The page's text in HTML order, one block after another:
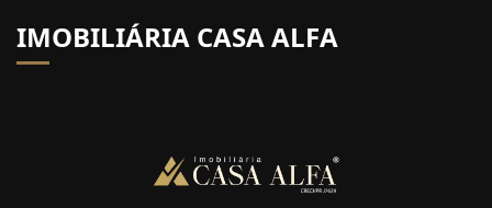
IMOBILIÁRIA CASA ALFA